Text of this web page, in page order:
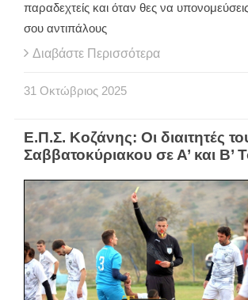
παραδεχτείς και όταν θες να
σου αντιπάλους
Διαβάστε Περισσότερα
31 Οκτώβριος 2025
Ε.Π.Σ. Κοζάνης: Οι διαιτητές
Σαββατοκύριακου σε Α’ και Β’